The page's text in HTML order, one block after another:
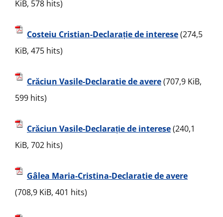
KiB, 578 hits)
Costeiu Cristian-Declarație de interese(274,5
KiB, 475 hits)
Crăciun Vasile-Declaratie de avere(707,9 KiB,
599 hits)
Crăciun Vasile-Declarație de interese(240,1
KiB, 702 hits)
Gâlea Maria-Cristina-Declaratie de avere
(708,9 KiB, 401 hits)